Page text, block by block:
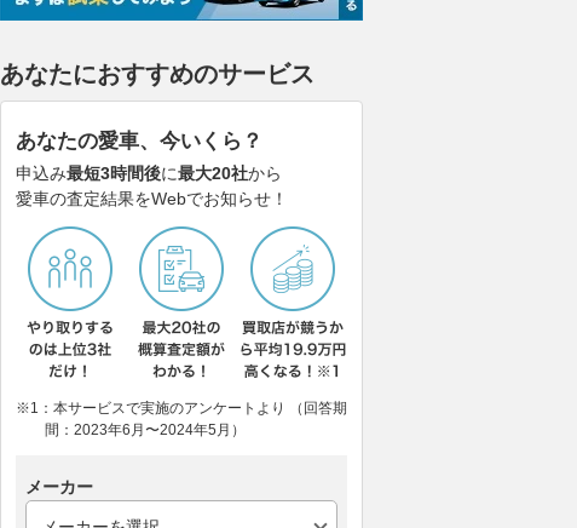
あなたにおすすめのサービス
あなたの愛車、今いくら？
申込み最短3時間後に最大20社から
愛車の査定結果をWebでお知らせ！
※1：本サービスで実施のアンケートより （回答期
間：2023年6月〜2024年5月）
メーカー